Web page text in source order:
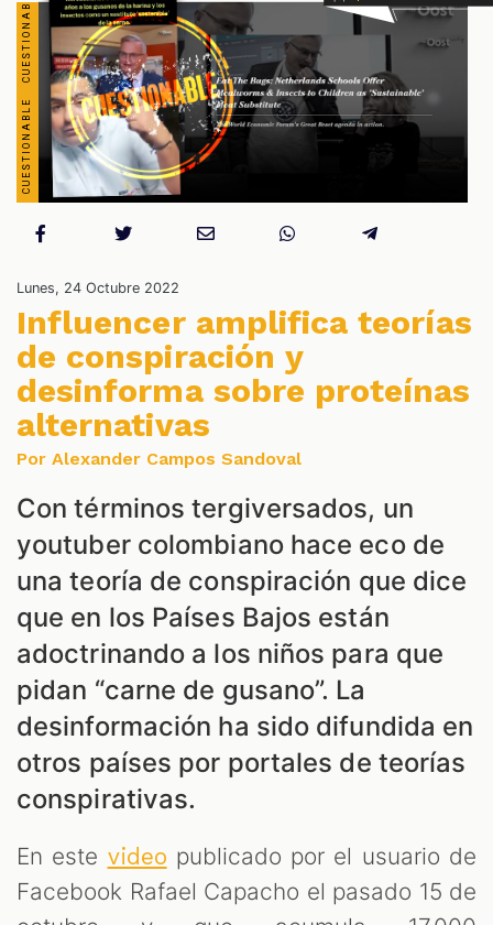
Lunes, 24 Octubre 2022
Influencer amplifica teorías
de conspiración y
desinforma sobre proteínas
alternativas
Por Alexander Campos Sandoval
Con términos tergiversados, un
youtuber colombiano hace eco de
una teoría de conspiración que dice
que en los Países Bajos están
adoctrinando a los niños para que
pidan “carne de gusano”. La
desinformación ha sido difundida en
otros países por portales de teorías
conspirativas.
En este video publicado por el usuario de
Facebook Rafael Capacho el pasado 15 de